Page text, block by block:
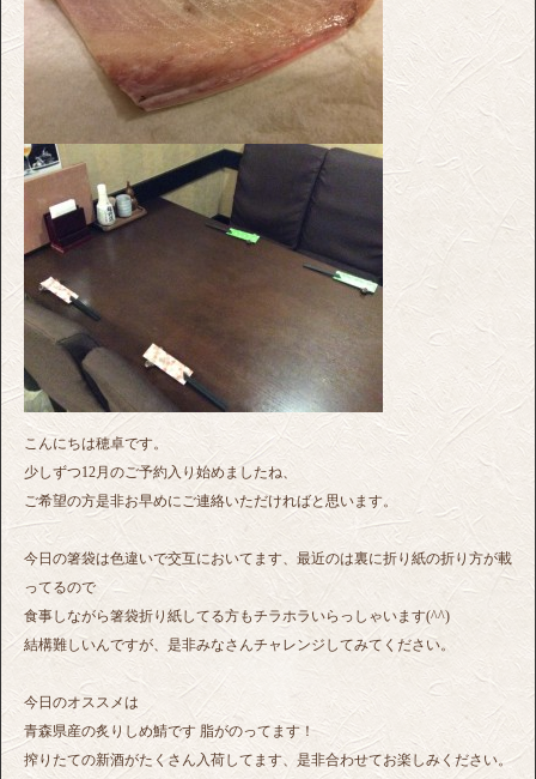
こんにちは穂卓です。
少しずつ12月のご予約入り始めましたね、
ご希望の方是非お早めにご連絡いただければと思います。
今日の箸袋は色違いで交互においてます、最近のは裏に折り紙の折り方が載
ってるので
食事しながら箸袋折り紙してる方もチラホラいらっしゃいます(^^)
結構難しいんですが、是非みなさんチャレンジしてみてください。
今日のオススメは
青森県産の炙りしめ鯖です 脂がのってます！
搾りたての新酒がたくさん入荷してます、是非合わせてお楽しみください。